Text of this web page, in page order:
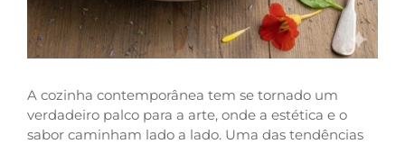
A cozinha contemporânea tem se tornado um
verdadeiro palco para a arte, onde a estética e o
sabor caminham lado a lado. Uma das tendências